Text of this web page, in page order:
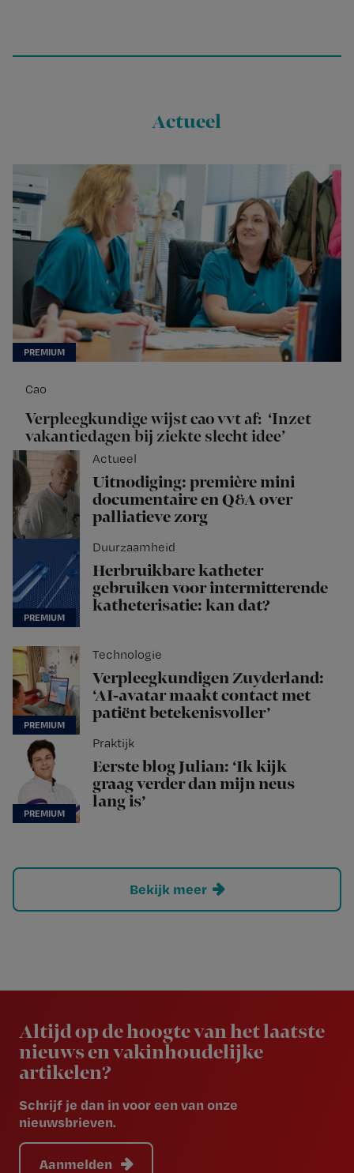
Actueel
Cao
Verpleegkundige wijst cao vvt af: ‘Inzet
vakantiedagen bij ziekte slecht idee’
Actueel
Uitnodiging: première mini
documentaire en Q&A over
palliatieve zorg
Duurzaamheid
Herbruikbare katheter
gebruiken voor intermitterende
katheterisatie: kan dat?
Technologie
Verpleegkundigen Zuyderland:
‘AI-avatar maakt contact met
patiënt betekenisvoller’
Praktijk
Eerste blog Julian: ‘Ik kijk
graag verder dan mijn neus
lang is’
Bekijk meer
Altijd op de hoogte van het laatste
nieuws en vakinhoudelijke
artikelen?
Schrijf je dan in voor een van onze
nieuwsbrieven.
Aanmelden